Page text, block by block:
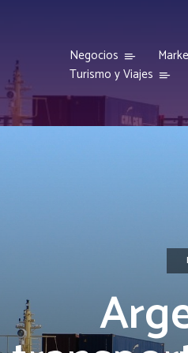
Negocios
Turismo y Viajes